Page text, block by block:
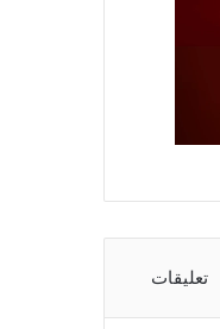
تعليقات